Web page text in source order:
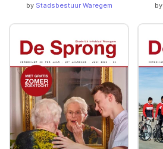
by Stadsbestuur Waregem
by